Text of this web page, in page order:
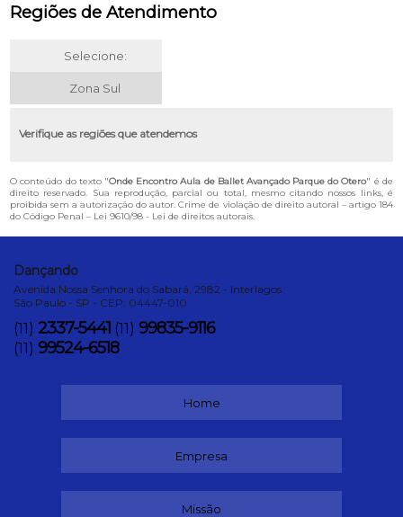
Regiões de Atendimento
Selecione:
Zona Sul
Verifique as regiões que atendemos
O conteúdo do texto "Onde Encontro Aula de Ballet Avançado Parque do Otero" é de
direito reservado. Sua reprodução, parcial ou total, mesmo citando nossos links, é
proibida sem a autorização do autor. Crime de violação de direito autoral – artigo 184
do Código Penal – Lei 9610/98 - Lei de direitos autorais.
Dançando
Avenida Nossa Senhora do Sabará, 2982 - Interlagos
São Paulo - SP - CEP: 04447-010
(11) 2337-5441 (11) 99835-9116
(11) 99524-6518
Home
Empresa
Missão